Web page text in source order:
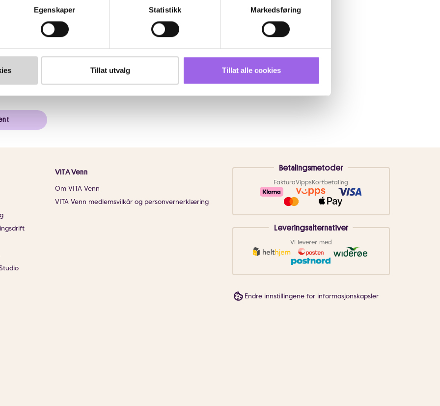
Egenskaper Statistikk Markedsføring
Tillat utvalg Tillat alle cookies
305 NOK, du sparer 122 NOK
VITA Venn
Om VITA Venn
VITA Venn medlemsvilkår og personvernerklæring
Betalingsmetoder
FakturaVippsKortbetaling
Leveringsalternativer
Vi leverer med
Endre innstillingene for informasjonskapsler